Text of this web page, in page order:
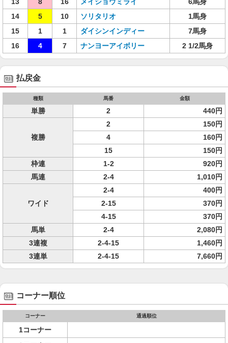
14
5 10 ソリタリオ
1馬身
15
1 1 ダイシンインディー
7馬身
16
4 7 ナンヨーアイボリー 2 1/2馬身
払戻金
種類 馬番 金額
単勝 2 440円
複勝
2
150円
4
160円
15
150円
枠連
1-2
920円
馬連
2-4 1,010円
ワイド
2-4
400円
2-15
370円
4-15
370円
馬単
2-4
2,080円
3連複
2-4-15
1,460円
3連単
2-4-15 7,660円
コーナー順位
コーナー 通過順位
1コーナー